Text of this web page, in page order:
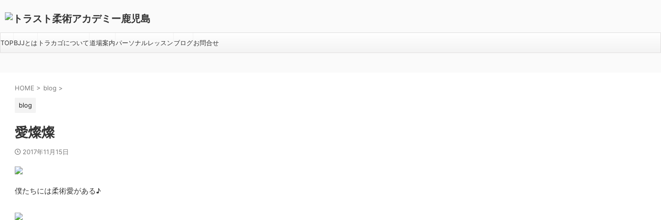
TOPBJJとは トラカゴについて道場案内パーソナルレッスンブログお問合せ
HOME > blog >
blog
愛燦燦
2017年11月15日
僕たちには柔術愛がある♪